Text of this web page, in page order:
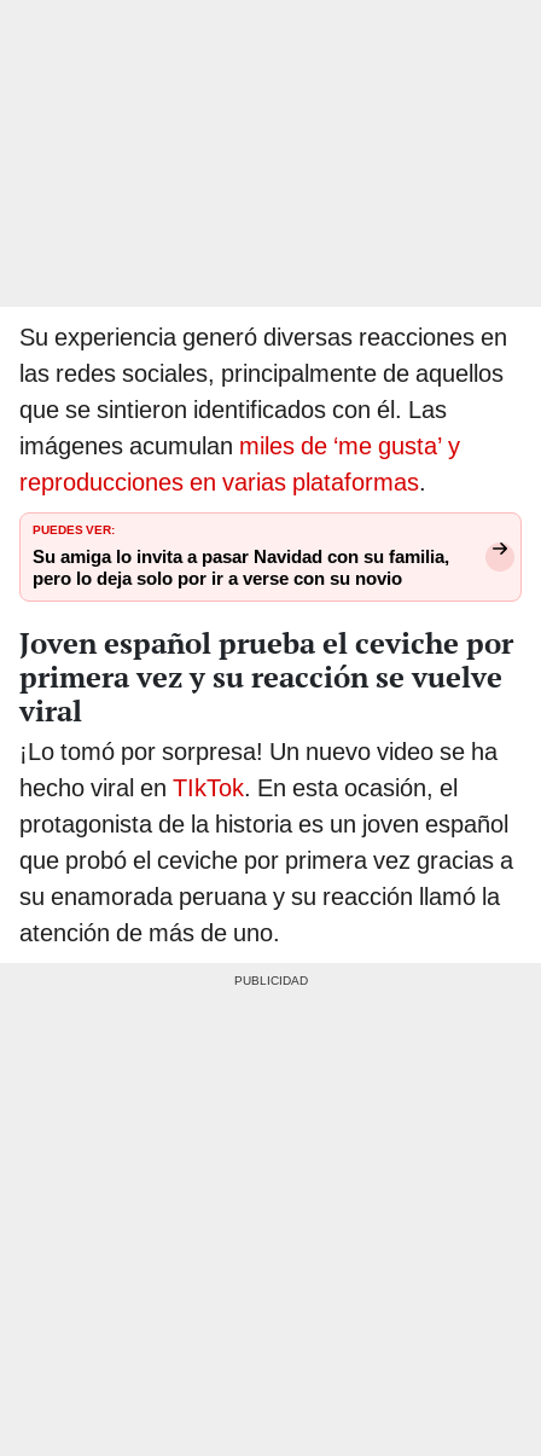
Su experiencia generó diversas reacciones en
las redes sociales, principalmente de aquellos
que se sintieron identificados con él. Las
imágenes acumulan miles de ‘me gusta’ y
reproducciones en varias plataformas.
PUEDES VER:
Su amiga lo invita a pasar Navidad con su familia,
pero lo deja solo por ir a verse con su novio
Joven español prueba el ceviche por
primera vez y su reacción se vuelve
viral
¡Lo tomó por sorpresa! Un nuevo video se ha
hecho viral en TIkTok. En esta ocasión, el
protagonista de la historia es un joven español
que probó el ceviche por primera vez gracias a
su enamorada peruana y su reacción llamó la
atención de más de uno.